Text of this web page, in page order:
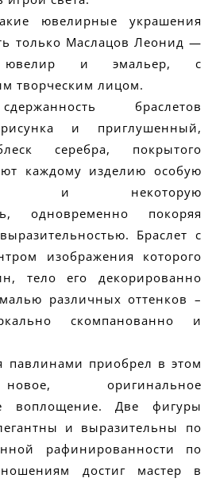
ювелирные украшения
только Маслацов Леонид —
ювелир и эмальер, с
творческим лицом.
браслетов
и приглушенный,
серебра, покрытого
каждому изделию особую
и некоторую
одновременно покоряя
Браслет с
изображения которого
тело его декорированно
различных оттенков –
скомпанованно и
павлинами приобрел в этом
оригинальное
воплощение. Две фигуры
и выразительны по
рафинированности по
достиг мастер в